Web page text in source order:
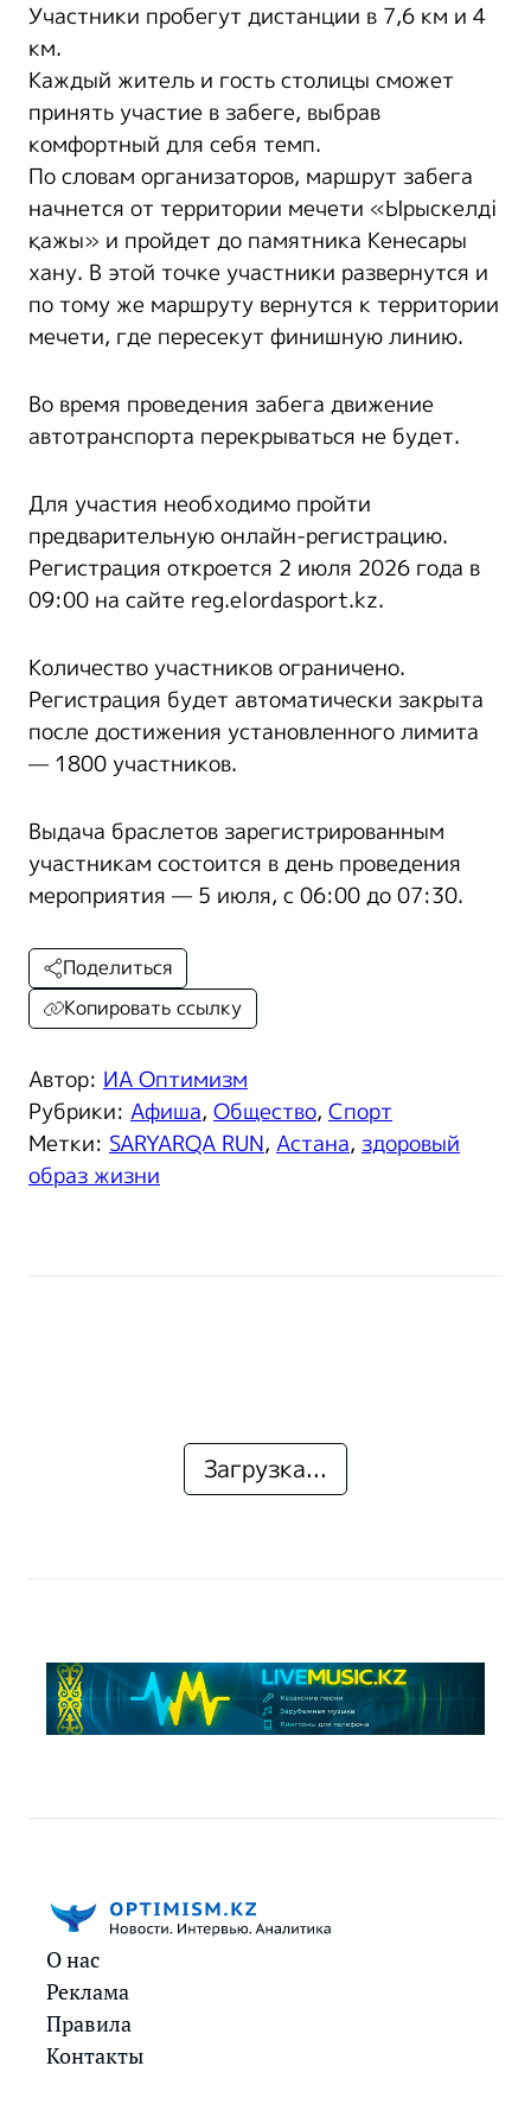
Участники пробегут дистанции в 7,6 км и 4
км.
Каждый житель и гость столицы сможет
принять участие в забеге, выбрав
комфортный для себя темп.
По словам организаторов, маршрут забега
начнется от территории мечети «Ырыскелді
қажы» и пройдет до памятника Кенесары
хану. В этой точке участники развернутся и
по тому же маршруту вернутся к территории
мечети, где пересекут финишную линию.
Во время проведения забега движение
автотранспорта перекрываться не будет.
Для участия необходимо пройти
предварительную онлайн-регистрацию.
Регистрация откроется 2 июля 2026 года в
09:00 на сайте reg.elordasport.kz.
Количество участников ограничено.
Регистрация будет автоматически закрыта
после достижения установленного лимита
— 1800 участников.
Выдача браслетов зарегистрированным
участникам состоится в день проведения
мероприятия — 5 июля, с 06:00 до 07:30.
Автор: ИА Оптимизм
Рубрики: Афиша, Общество, Спорт
Метки: SARYARQA RUN, Астана, здоровый
образ жизни
Поделиться
Копировать ссылку
Загрузка...
О нас
Реклама
Правила
Контакты